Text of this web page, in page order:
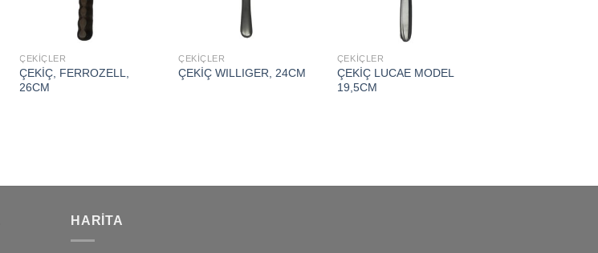
ÇEKİÇLER
ÇEKİÇ, FERROZELL,
26CM
ÇEKİÇLER
ÇEKİÇ WILLIGER, 24CM
ÇEKİÇLER
ÇEKİÇ LUCAE MODEL
19,5CM
HARITA